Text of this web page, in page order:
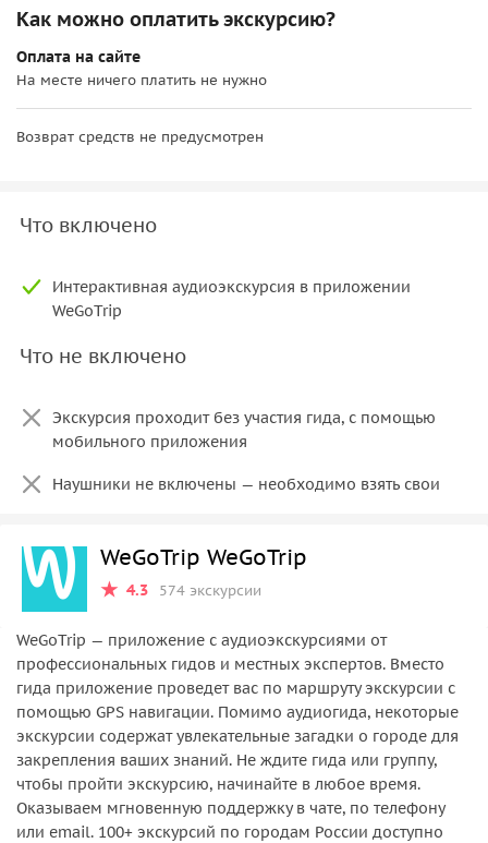
Как можно оплатить экскурсию?
Оплата на сайте
На месте ничего платить не нужно
Возврат средств не предусмотрен
Что включено
Интерактивная аудиоэкскурсия в приложении
WeGoTrip
Что не включено
Экскурсия проходит без участия гида, с помощью
мобильного приложения
Наушники не включены — необходимо взять свои
WeGoTrip WeGoTrip
4.3 574 экскурсии
WeGoTrip — приложение с аудиоэкскурсиями от
профессиональных гидов и местных экспертов. Вместо
гида приложение проведет вас по маршруту экскурсии с
помощью GPS навигации. Помимо аудиогида, некоторые
экскурсии содержат увлекательные загадки о городе для
закрепления ваших знаний. Не ждите гида или группу,
чтобы пройти экскурсию, начинайте в любое время.
Оказываем мгновенную поддержку в чате, по телефону
или email. 100+ экскурсий по городам России доступно